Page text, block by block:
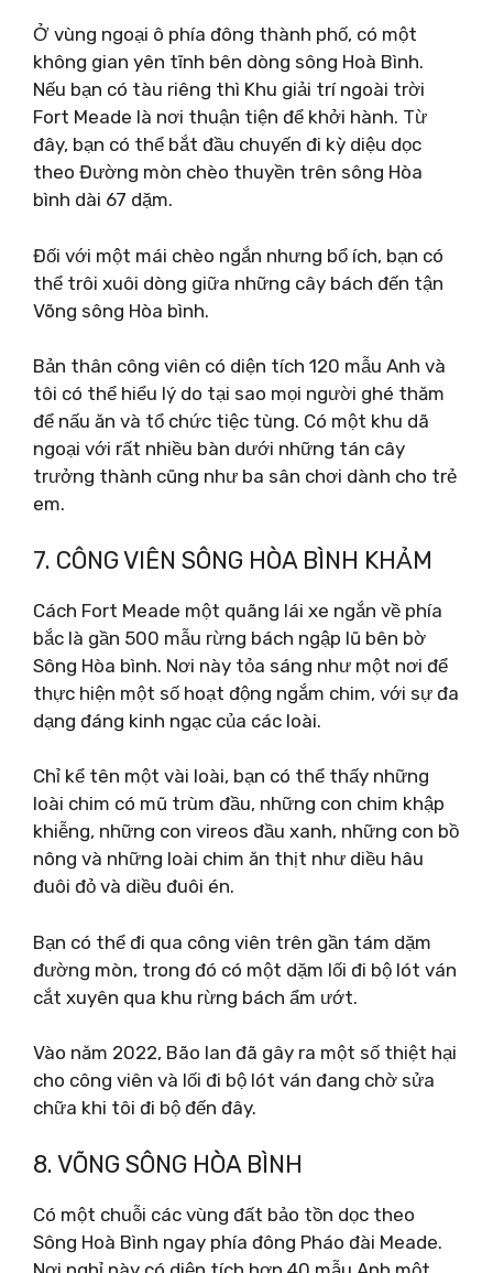
Ở vùng ngoại ô phía đông thành phố, có một
không gian yên tĩnh bên dòng sông Hoà Bình.
Nếu bạn có tàu riêng thì Khu giải trí ngoài trời
Fort Meade là nơi thuận tiện để khởi hành. Từ
đây, bạn có thể bắt đầu chuyến đi kỳ diệu dọc
theo Đường mòn chèo thuyền trên sông Hòa
bình dài 67 dặm.
Đối với một mái chèo ngắn nhưng bổ ích, bạn có
thể trôi xuôi dòng giữa những cây bách đến tận
Võng sông Hòa bình.
Bản thân công viên có diện tích 120 mẫu Anh và
tôi có thể hiểu lý do tại sao mọi người ghé thăm
để nấu ăn và tổ chức tiệc tùng. Có một khu dã
ngoại với rất nhiều bàn dưới những tán cây
trưởng thành cũng như ba sân chơi dành cho trẻ
em.
7. CÔNG VIÊN SÔNG HÒA BÌNH KHẢM
Cách Fort Meade một quãng lái xe ngắn về phía
bắc là gần 500 mẫu rừng bách ngập lũ bên bờ
Sông Hòa bình. Nơi này tỏa sáng như một nơi để
thực hiện một số hoạt động ngắm chim, với sự đa
dạng đáng kinh ngạc của các loài.
Chỉ kể tên một vài loài, bạn có thể thấy những
loài chim có mũ trùm đầu, những con chim khập
khiễng, những con vireos đầu xanh, những con bồ
nông và những loài chim ăn thịt như diều hâu
đuôi đỏ và diều đuôi én.
Bạn có thể đi qua công viên trên gần tám dặm
đường mòn, trong đó có một dặm lối đi bộ lót ván
cắt xuyên qua khu rừng bách ẩm ướt.
Vào năm 2022, Bão Ian đã gây ra một số thiệt hại
cho công viên và lối đi bộ lót ván đang chờ sửa
chữa khi tôi đi bộ đến đây.
8. VÕNG SÔNG HÒA BÌNH
Có một chuỗi các vùng đất bảo tồn dọc theo
Sông Hoà Bình ngay phía đông Pháo đài Meade.